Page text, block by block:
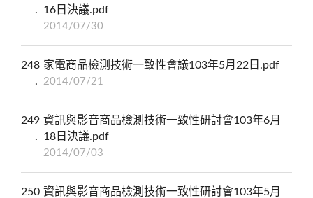
16日決議.pdf
2014/07/30
248 家電商品檢測技術一致性會議103年5月22日.pdf
2014/07/21
249 資訊與影音商品檢測技術一致性研討會103年6月
18日決議.pdf
2014/07/03
250 資訊與影音商品檢測技術一致性研討會103年5月